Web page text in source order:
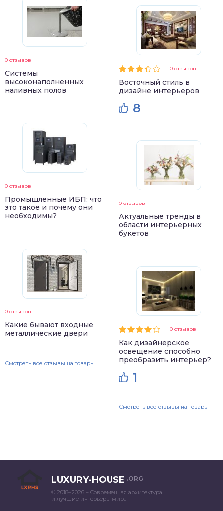
0 отзывов
Системы
высоконаполненных
наливных полов
0 отзывов
Промышленные ИБП: что
это такое и почему они
необходимы?
0 отзывов
Какие бывают входные
металлические двери
Смотреть все отзывы на товары
0 отзывов
Восточный стиль в
дизайне интерьеров
8
0 отзывов
Актуальные тренды в
области интерьерных
букетов
0 отзывов
Как дизайнерское
освещение способно
преобразить интерьер?
1
Смотреть все отзывы на товары
LUXURY-HOUSE .ORG
© 2018–2026 – Современная архитектура
и лучшие интерьеры мира